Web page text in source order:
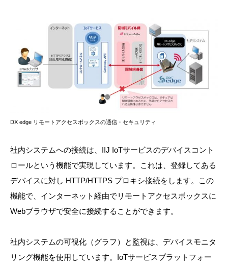
DX edge リモートアクセスボックスの通信・セキュリティ
社内システムへの接続は、IIJ IoTサービスのデバイスコント
ロールという機能で実現しています。これは、登録してある
デバイスに対し HTTP/HTTPS プロキシ接続をします。この
機能で、インターネット経由でリモートアクセスボックスに
Webブラウザで安全に接続することができます。
社内システムの可視化（グラフ）と監視は、デバイスモニタ
リング機能を使用しています。IoTサービスプラットフォー